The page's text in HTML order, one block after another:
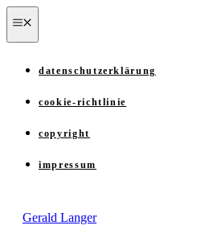
Zum
Inhalt
springen
datenschutzerklärung
cookie-richtlinie
copyright
impressum
Gerald Langer